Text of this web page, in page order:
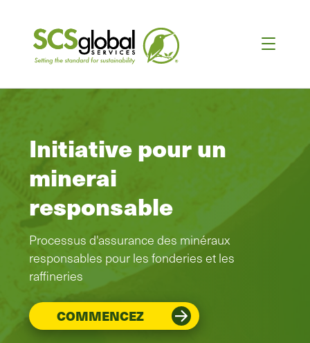
Initiative pour un
minerai
responsable
Processus d'assurance des minéraux
responsables pour les fonderies et les
raffineries
COMMENCEZ